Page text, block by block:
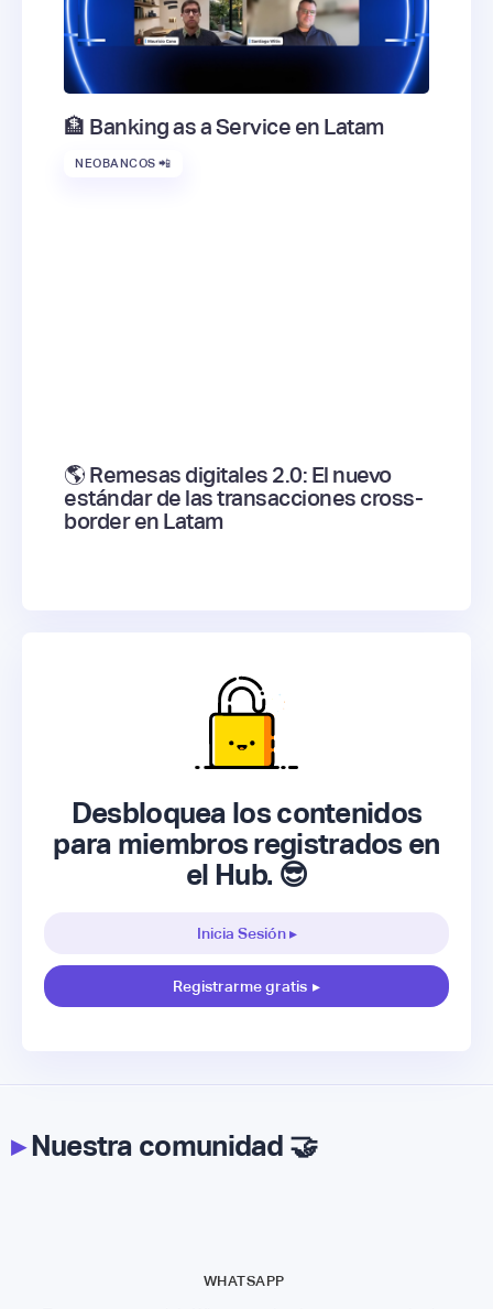
🏦 Banking as a Service en Latam
NEOBANCOS 📲
🌎 Remesas digitales 2.0: El nuevo
estándar de las transacciones cross-
border en Latam
Desbloquea los contenidos
para miembros registrados en
el Hub. 😎
Inicia Sesión ▸
Registrarme gratis ▸
▸Nuestra comunidad 🤝
WHATSAPP